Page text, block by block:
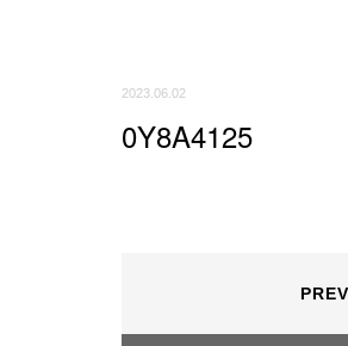
2023.06.02
0Y8A4125